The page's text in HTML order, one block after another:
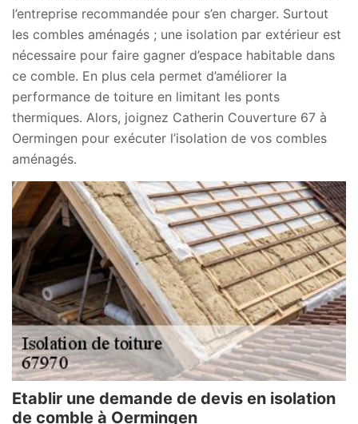
l’entreprise recommandée pour s’en charger. Surtout
les combles aménagés ; une isolation par extérieur est
nécessaire pour faire gagner d’espace habitable dans
ce comble. En plus cela permet d’améliorer la
performance de toiture en limitant les ponts
thermiques. Alors, joignez Catherin Couverture 67 à
Oermingen pour exécuter l’isolation de vos combles
aménagés.
Etablir une demande de devis en isolation
de comble à Oermingen